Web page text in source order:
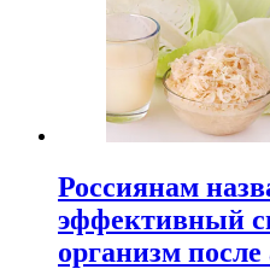
Россиянам
эффективный
организм после